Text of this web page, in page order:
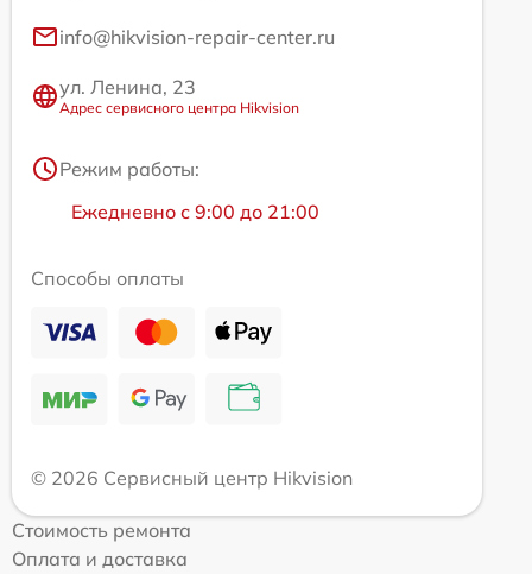
info@hikvision-repair-center.ru
ул. Ленина, 23
Адрес сервисного центра Hikvision
Режим работы:
Ежедневно с 9:00 до 21:00
Способы оплаты
© 2026 Сервисный центр Hikvision
Стоимость ремонта
Оплата и доставка